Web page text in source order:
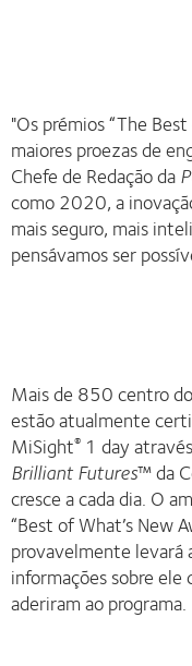
"Os prémios “The
maiores proezas de
Chefe de Redação da
como 2020, a
mais seguro, mais
pensávamos ser
Mais de 850 centro
estão atualmente
MiSight® 1 day
Brilliant Futures™ da
cresce a cada dia. O
“Best of What’s New
provavelmente levará
informações sobre ele
aderiram ao programa.